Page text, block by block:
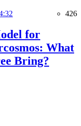
426
for
What
Bring?